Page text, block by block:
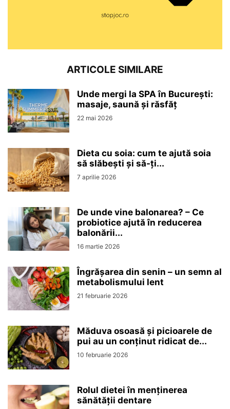
ARTICOLE SIMILARE
Unde mergi la SPA în București:
masaje, saună și răsfăț
22 mai 2026
Dieta cu soia: cum te ajută soia
să slăbești și să-ți...
7 aprilie 2026
De unde vine balonarea? – Ce
probiotice ajută în reducerea
balonării...
16 martie 2026
Îngrășarea din senin – un semn al
metabolismului lent
21 februarie 2026
Măduva osoasă și picioarele de
pui au un conținut ridicat de...
10 februarie 2026
Rolul dietei în menținerea
sănătății dentare